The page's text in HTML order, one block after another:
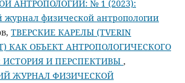
АНТРОПОЛОГИИ: № 1 (2023):
журнал физической антропологии
ТВЕРСКИЕ КАРЕЛЫ (TVERIN
КАК ОБЪЕКТ АНТРОПОЛОГИЧЕСКОГО
ИСТОРИЯ И ПЕРСПЕКТИВЫ ,
ЖУРНАЛ ФИЗИЧЕСКОЙ